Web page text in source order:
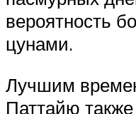
вероятность
цунами.
Лучшим
Паттайю